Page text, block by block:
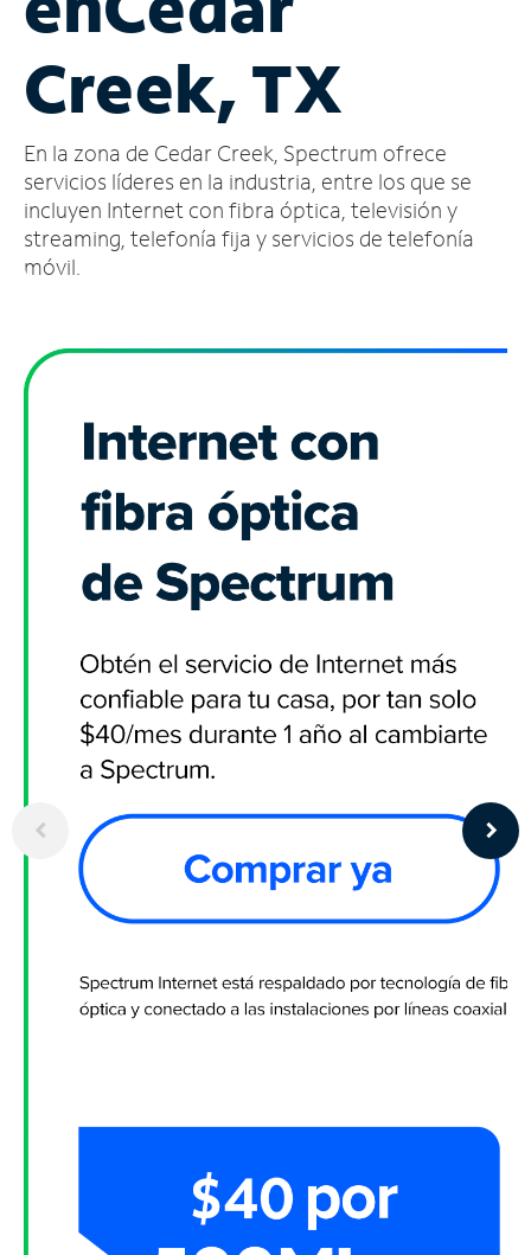
cuenta
Encuentra
tienda
Creek, TX
En la zona de Cedar Creek, Spectrum ofrece
servicios líderes en la industria, entre los que se
incluyen Internet con fibra óptica, televisión y
streaming, telefonía fija y servicios de telefonía
móvil.